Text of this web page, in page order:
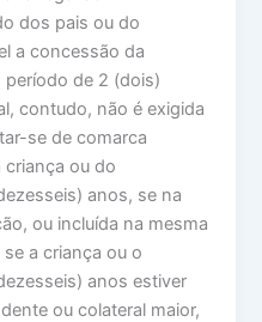
dos pais ou do
a concessão da
período de 2 (dois)
contudo, não é exigida
se de comarca
criança ou do
anos, se na
ou incluída na mesma
a criança ou o
anos estiver
ou colateral maior,